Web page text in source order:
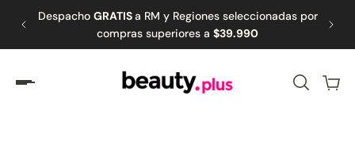
al contenido
DespachoGRATISa RM y Regiones seleccionadas por
compras superiores a$39.990
🚚 Retiro